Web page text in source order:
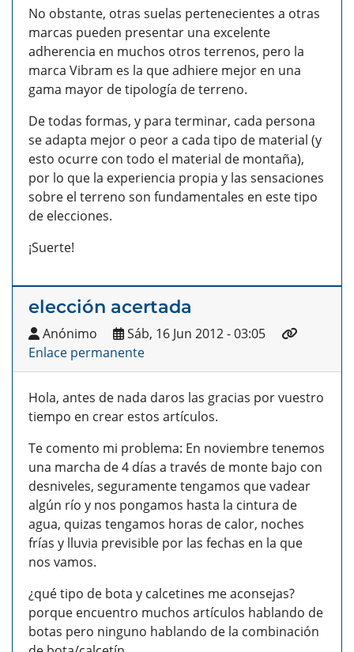
No obstante, otras suelas pertenecientes a otras
marcas pueden presentar una excelente
adherencia en muchos otros terrenos, pero la
marca Vibram es la que adhiere mejor en una
gama mayor de tipología de terreno.
De todas formas, y para terminar, cada persona
se adapta mejor o peor a cada tipo de material (y
esto ocurre con todo el material de montaña),
por lo que la experiencia propia y las sensaciones
sobre el terreno son fundamentales en este tipo
de elecciones.
¡Suerte!
elección acertada
Anónimo
Sáb, 16 Jun 2012 - 03:05
Enlace permanente
Hola, antes de nada daros las gracias por vuestro
tiempo en crear estos artículos.
Te comento mi problema: En noviembre tenemos
una marcha de 4 días a través de monte bajo con
desniveles, seguramente tengamos que vadear
algún río y nos pongamos hasta la cintura de
agua, quizas tengamos horas de calor, noches
frías y lluvia previsible por las fechas en la que
nos vamos.
¿qué tipo de bota y calcetines me aconsejas?
porque encuentro muchos artículos hablando de
botas pero ninguno hablando de la combinación